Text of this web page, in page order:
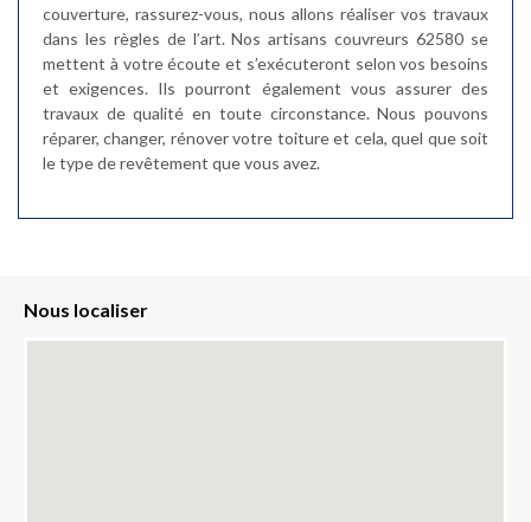
couverture, rassurez-vous, nous allons réaliser vos travaux
dans les règles de l’art. Nos artisans couvreurs 62580 se
mettent à votre écoute et s’exécuteront selon vos besoins
et exigences. Ils pourront également vous assurer des
travaux de qualité en toute circonstance. Nous pouvons
réparer, changer, rénover votre toiture et cela, quel que soit
le type de revêtement que vous avez.
Nous localiser